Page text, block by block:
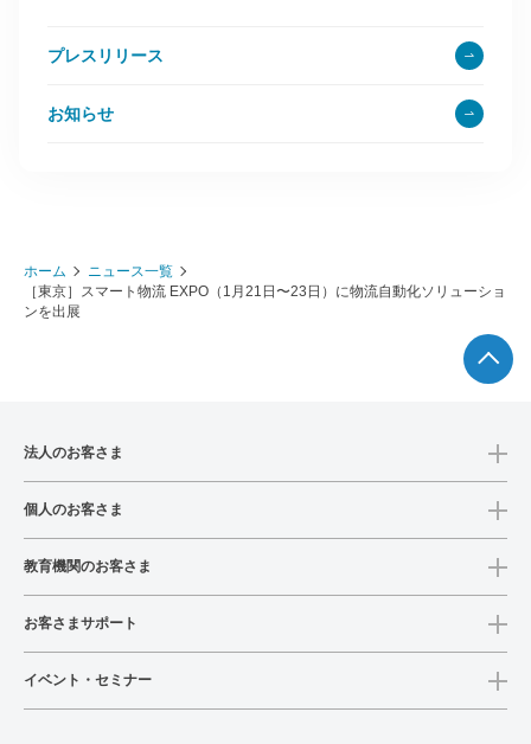
プレスリリース
お知らせ
ホーム
ニュース一覧
［東京］スマート物流 EXPO（1月21日〜23日）に物流自動化ソリューショ
ンを出展
法人のお客さま
個人のお客さま
教育機関のお客さま
お客さまサポート
イベント・セミナー